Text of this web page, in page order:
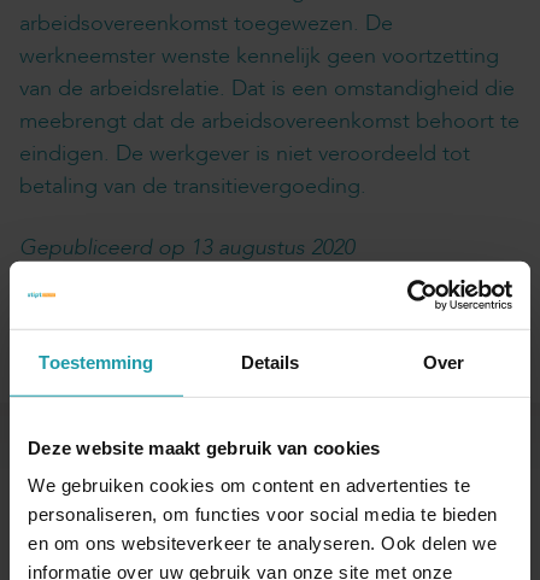
Toestemming Details Over
Deze website maakt gebruik van cookies
We gebruiken cookies om content en advertenties te
personaliseren, om functies voor social media te bieden
en om ons websiteverkeer te analyseren. Ook delen we
informatie over uw gebruik van onze site met onze
arbeidsovereenkomst toegewezen. De
werkneemster wenste kennelijk geen voortzetting
van de arbeidsrelatie. Dat is een omstandigheid die
meebrengt dat de arbeidsovereenkomst behoort te
eindigen. De werkgever is niet veroordeeld tot
betaling van de transitievergoeding.
Gepubliceerd op 13 augustus 2020
Blijf op de hoogte van het financiële nieuws
Schrijf je hieronder in voor onze maandelijkse
mailing.